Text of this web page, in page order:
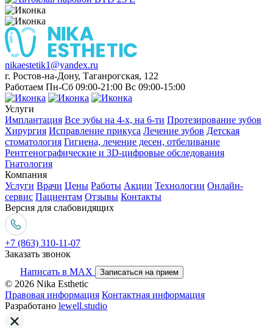
nikaestetik1@yandex.ru
г. Ростов-на-Дону, Таганрогская, 122
Работаем Пн-Сб 09:00-21:00 Вс 09:00-15:00
Услуги
Имплантация Все зубы на 4-х, на 6-ти Протезирование зубов
Хирургия Исправление прикуса Лечение зубов Детская
стоматология Гигиена, лечение десен, отбеливание
Рентгенографические и 3D-цифровые обследования
Гнатология
Компания
Услуги Врачи Цены Работы Акции Технологии Онлайн-
сервис Пациентам Отзывы Контакты
Версия для слабовидящих
+7 (863) 310-11-07
Заказать звонок
Написать в MAX
Записаться на прием
© 2026 Nika Esthetic
Правовая информация Контактная информация
Разработано lewell.studio